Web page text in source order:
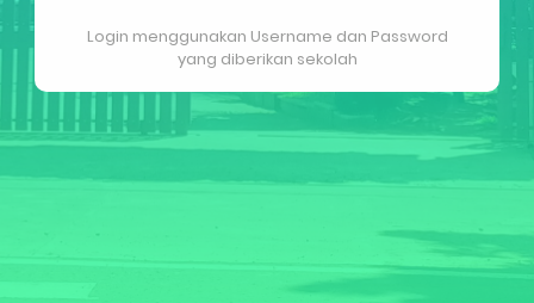
Login menggunakan Username dan Password
yang diberikan sekolah